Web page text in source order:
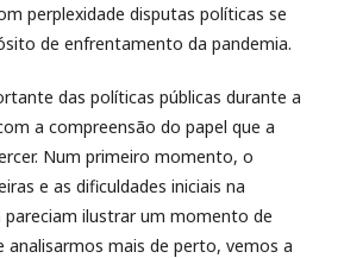
perplexidade disputas políticas se
de enfrentamento da pandemia.
das políticas públicas durante a
a compreensão do papel que a
Num primeiro momento, o
e as dificuldades iniciais na
pareciam ilustrar um momento de
analisarmos mais de perto, vemos a